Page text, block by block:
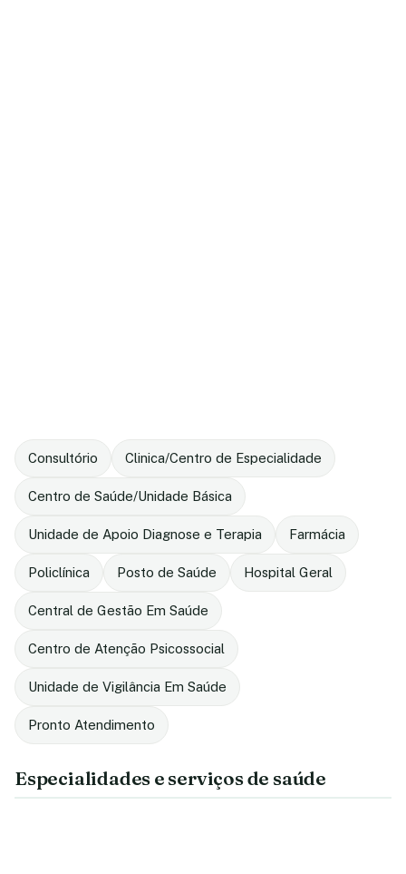
Consultório Clinica/Centro de Especialidade
Centro de Saúde/Unidade Básica
Unidade de Apoio Diagnose e Terapia Farmácia
Policlínica Posto de Saúde Hospital Geral
Central de Gestão Em Saúde
Centro de Atenção Psicossocial
Unidade de Vigilância Em Saúde
Pronto Atendimento
Especialidades e serviços de saúde